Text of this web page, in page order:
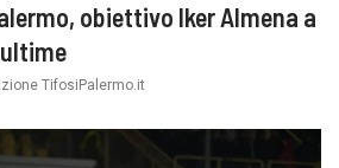
obiettivo Iker Almena a
TifosiPalermo.it